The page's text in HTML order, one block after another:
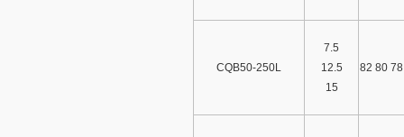
CQB50-250L
7.5
12.5
15
82 80